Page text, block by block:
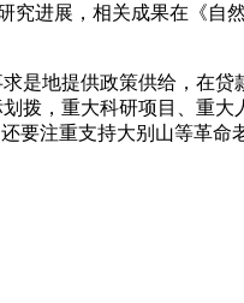
进展，相关成果在《自
地提供政策供给，在贷
，重大科研项目、重
要注重支持大别山等革